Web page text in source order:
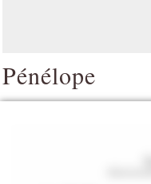
Pénélope